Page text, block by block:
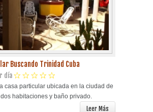
Buscando Trinidad Cuba
día
casa particular ubicada en la ciudad de
habitaciones y baño privado.
Leer Más